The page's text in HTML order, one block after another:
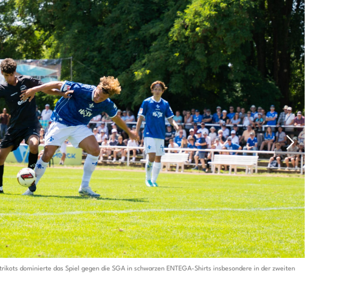
dominierte das Spiel gegen die SGA in schwarzen ENTEGA-Shirts insbesondere in der zweiten
Mitglieder-Service
Alles zur Mitgliedschaft
Downloads
Termine
Fragen & Antworten